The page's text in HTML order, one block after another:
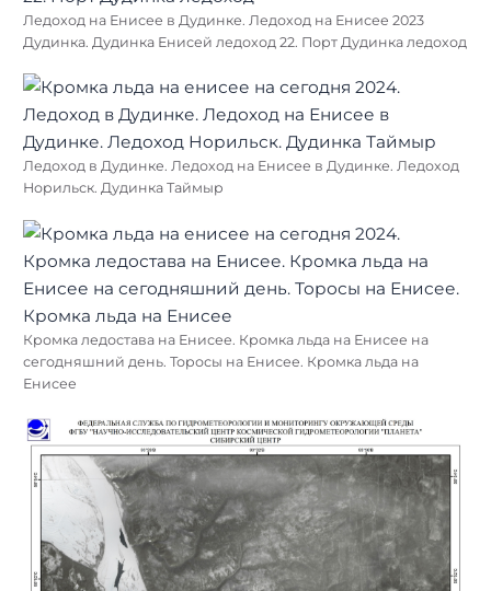
Ледоход на Енисее в Дудинке. Ледоход на Енисее 2023
Дудинка. Дудинка Енисей ледоход 22. Порт Дудинка ледоход
Ледоход в Дудинке. Ледоход на Енисее в Дудинке. Ледоход
Норильск. Дудинка Таймыр
Кромка ледостава на Енисее. Кромка льда на Енисее на
сегодняшний день. Торосы на Енисее. Кромка льда на
Енисее